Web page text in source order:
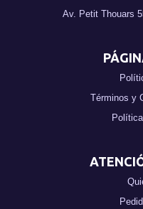
Av. Petit Thouars
Términos y